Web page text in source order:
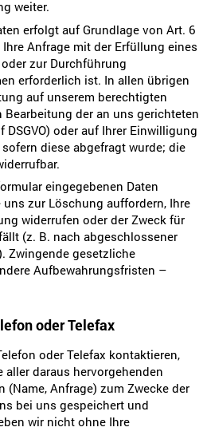
weiter.
erfolgt auf Grundlage von Art. 6
Ihre Anfrage mit der Erfüllung eines
zur Durchführung
erforderlich ist. In allen übrigen
auf unserem berechtigten
Bearbeitung der an uns gerichteten
oder auf Ihrer Einwilligung
sofern diese abgefragt wurde; die
eingegebenen Daten
zur Löschung auffordern, Ihre
widerrufen oder der Zweck für
(z. B. nach abgeschlossener
Zwingende gesetzliche
Aufbewahrungsfristen –
oder Telefax
oder Telefax kontaktieren,
daraus hervorgehenden
(Name, Anfrage) zum Zwecke der
bei uns gespeichert und
wir nicht ohne Ihre